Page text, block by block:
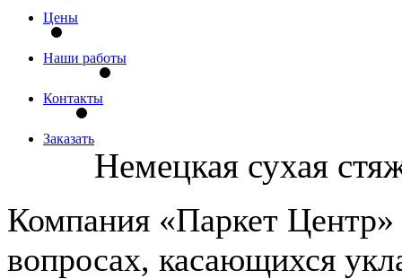
Цены
Наши работы
Контакты
Заказать
Немецкая сухая
Компания «Паркет
вопросах, касающихся